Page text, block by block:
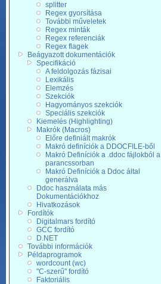
splitter
Regex gyorsítása
További műveletek
Regex minták
Regex referenciák
Regex flagek
Beágyazott dokumentációk
Specifikáció
A feldolgozás fázisai
Lexikális
Elemzés
Szekciók
Hagyományos szekciók
Speciális szekciók
Kiemelés (Highlighting)
Makrók (Macros)
Előre definiált makrók
Makró definíciók a DDOCFILE-ből
Makró Definíciók a .ddoc fájlokból a
parancssorban
Makró Definíciók a Ddoc által
generálva
Ddoc használata más
Dokumentációkhoz
Hivatkozások
Fordítók
Digitalmars fordító
GCC fordító
D.NET
További információk
Példaprogramok
wordcount (wc)
"C-szerű" fordító
Faktoriális